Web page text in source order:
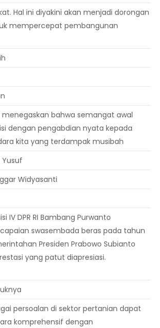
Hal ini diyakini akan menjadi dorongan
mempercepat pembangunan
bahwa semangat awal
dengan pengabdian nyata kepada
kita yang terdampak musibah
Widyasanti
IV DPR RI Bambang Purwanto
swasembada beras pada tahun
Presiden Prabowo Subianto
yang patut diapresiasi.
persoalan di sektor pertanian dapat
komprehensif dengan